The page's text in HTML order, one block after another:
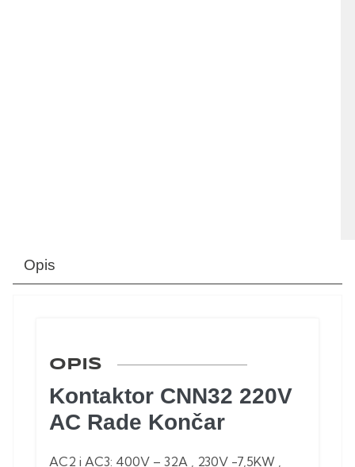
Opis
OPIS
Kontaktor CNN32 220V
AC Rade Končar
AC2 i AC3: 400V – 32A , 230V -7,5KW ,